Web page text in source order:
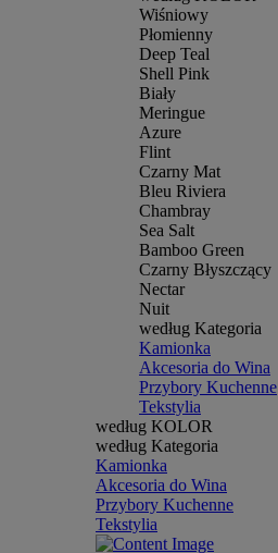
Wiśniowy
Płomienny
Deep Teal
Shell Pink
Biały
Meringue
Azure
Flint
Czarny Mat
Bleu Riviera
Chambray
Sea Salt
Bamboo Green
Czarny Błyszczący
Nectar
Nuit
według Kategoria
Kamionka
Akcesoria do Wina
Przybory Kuchenne
Tekstylia
według KOLOR
według Kategoria
Kamionka
Akcesoria do Wina
Przybory Kuchenne
Tekstylia